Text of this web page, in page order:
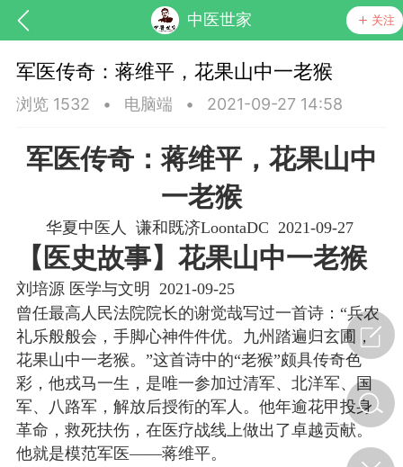
中医世家 关注
节气气象
·特急预警】关
军医传奇：蒋维平，花果山中一老猴
浏览 1532 • 电脑端 • 2021-09-27 14:58
军医传奇：蒋维平，花果山中
一老猴
华夏中医人 谦和既济LoontaDC 2021-09-27
【医史故事】花果山中一老猴
刘培源 医学与文明 2021-09-25
曾任最高人民法院院长的谢觉哉写过一首诗：“兵农
礼乐般般会，手脚心神件件优。九州踏遍归玄圃，
花果山中一老猴。”这首诗中的“老猴”颇具传奇色
彩，他戎马一生，是唯一参加过清军、北洋军、国
军、八路军，解放后授衔的军人。他年逾花甲投身
革命，救死扶伤，在医疗战线上做出了卓越贡献。
他就是模范军医——蒋维平。